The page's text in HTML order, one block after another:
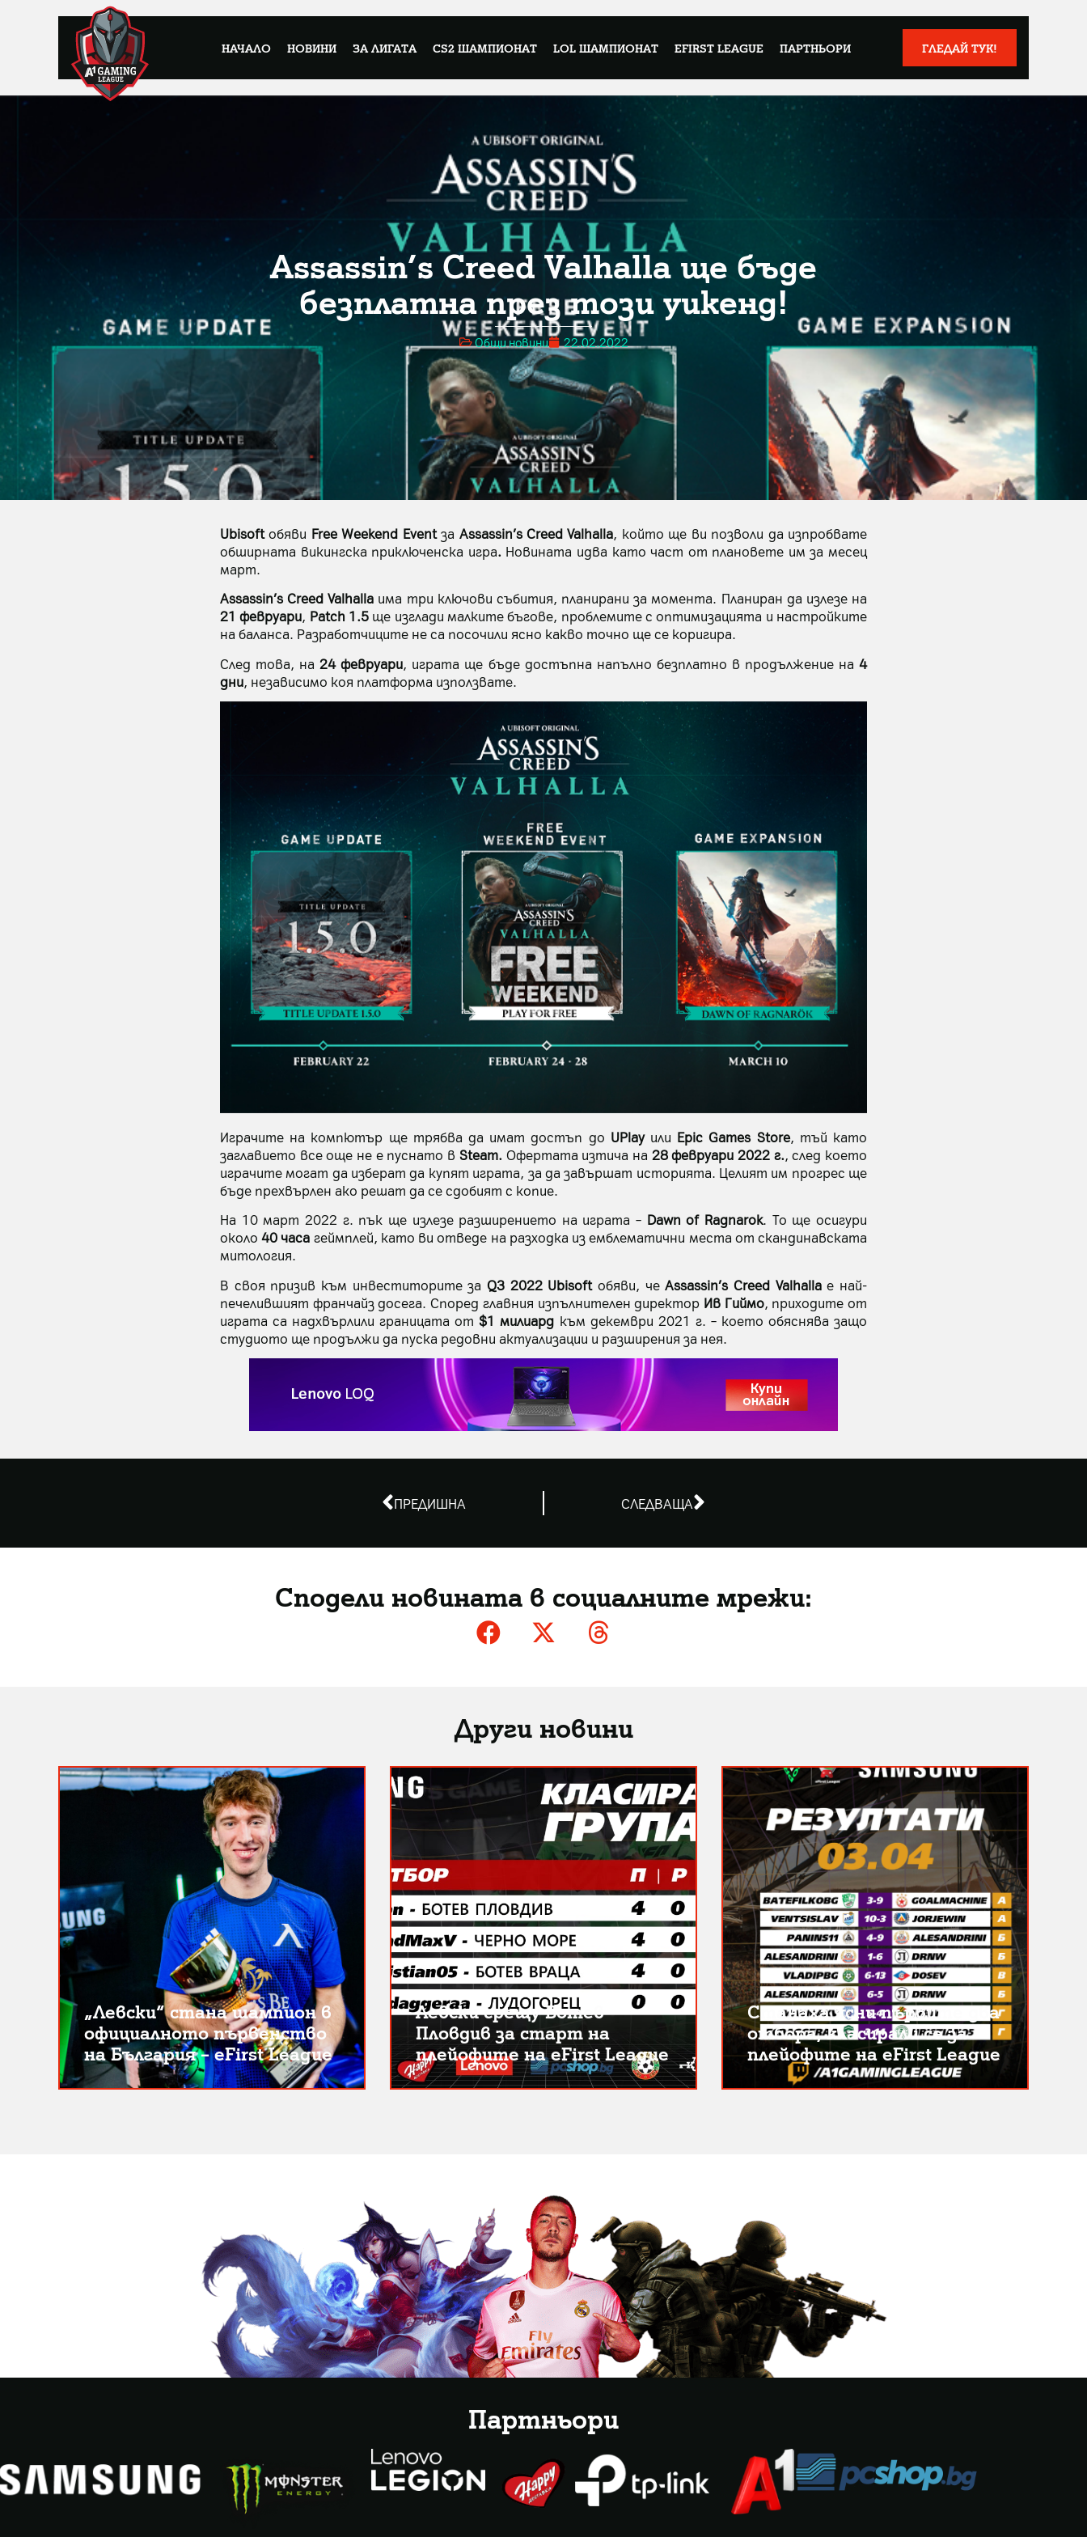
НАЧАЛО НОВИНИ ЗА ЛИГАТА CS2 ШАМПИОНАТ LOL ШАМПИОНАТ EFIRST LEAGUE ПАРТНЬОРИ ГЛЕДАЙ ТУК!
Assassin’s Creed Valhalla ще бъде
безплатна през този уикенд!
Общи новини 22.02.2022
Ubisoftобяви Free Weekend Eventза Assassin’s Creed Valhalla, който ще ви позволи да изпробвате
обширната викингска приключенска игра. Новината идва като част от плановете им за месец
март.
Assassin’s Creed Valhalla има три ключови събития, планирани за момента. Планиран да излезе на
21 февруари, Patch 1.5 ще изглади малките бъгове, проблемите с оптимизацията и настройките
на баланса. Разработчиците не са посочили ясно какво точно ще се коригира.
След това, на24 февруари, играта ще бъде достъпна напълно безплатно в продължение на4
дни, независимо коя платформа използвате.
Играчите на компютър ще трябва да имат достъп до UPlayили Epic Games Store, тъй като
заглавието все още не е пуснато в Steam. Офертата изтича на 28 февруари 2022 г., след което
играчите могат да изберат да купят играта, за да завършат историята. Целият им прогрес ще
бъде прехвърлен ако решат да се сдобият с копие.
На 10 март 2022 г. пък ще излезе разширението на играта – Dawn of Ragnarok. То ще осигури
около40 часа геймплей, като ви отведе на разходка из емблематични места от скандинавската
митология.
В своя призив към инвеститорите за Q3 2022 Ubisoftобяви, чеAssassin’s Creed Valhallaе най-
печелившият франчайз досега. Според главния изпълнителен директор Ив Гиймо, приходите от
играта са надхвърлили границата от$1 милиард към декември 2021 г. – което обяснява защо
студиото ще продължи да пуска редовни актуализации и разширения за нея.
ПРЕДИШНА СЛЕДВАЩА
Сподели новината в социалните мрежи:
Други новини
„Левски“ стана шампион в
официалното първенство
на България – eFirst League
Левски срещу Ботев
Пловдив за старт на
плейофите на eFirst League
Станаха ясни първите два
отбора, класирали се за
плейофите на eFirst League
Партньори